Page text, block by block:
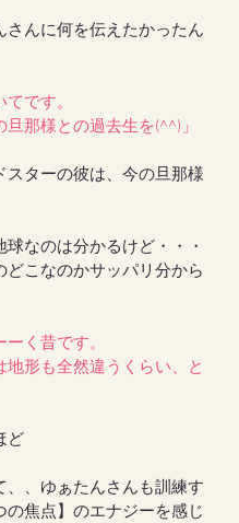
さんに何を伝えたかったん
てです。
那様との過去生を(^^)」
スターの彼は、今の旦那様
球なのは分かるけど・・・
どこなのかサッパリ分から
ーく昔です。
地形も全然違うくらい、と
ど
、、ゆぁたんさんも訓練す
の焦点】のエナジーを感じ